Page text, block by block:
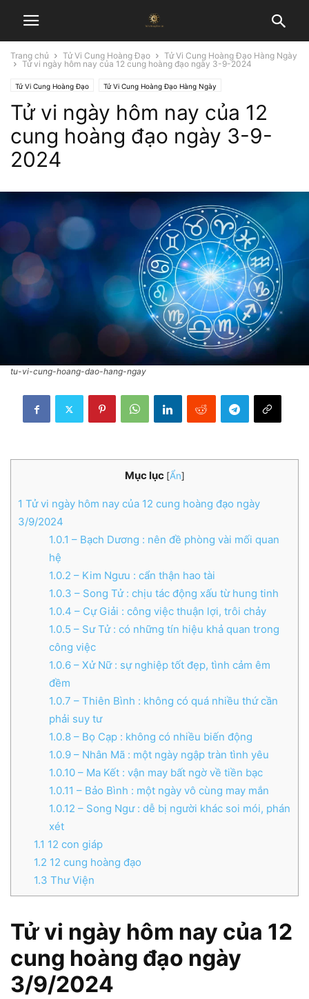
Trang chủ Tử Vi Cung Hoàng Đạo
Tử Vi Cung Hoàng Đạo Hàng Ngày
Tử vi ngày hôm nay của 12 cung hoàng đạo ngày 3-9-2024
Tử Vi Cung Hoàng Đạo Tử Vi Cung Hoàng Đạo Hàng Ngày
Tử vi ngày hôm nay của 12
cung hoàng đạo ngày 3-9-
2024
tu-vi-cung-hoang-dao-hang-ngay
Mục lục [Ẩn]
1 Tử vi ngày hôm nay của 12 cung hoàng đạo ngày
3/9/2024
1.0.1 – Bạch Dương : nên đề phòng vài mối quan
hệ
1.0.2 – Kim Ngưu : cẩn thận hao tài
1.0.3 – Song Tử : chịu tác động xấu từ hung tinh
1.0.4 – Cự Giải : công việc thuận lợi, trôi chảy
1.0.5 – Sư Tử : có những tín hiệu khả quan trong
công việc
1.0.6 – Xử Nữ : sự nghiệp tốt đẹp, tình cảm êm
đềm
1.0.7 – Thiên Bình : không có quá nhiều thứ cần
phải suy tư
1.0.8 – Bọ Cạp : không có nhiều biến động
1.0.9 – Nhân Mã : một ngày ngập tràn tình yêu
1.0.10 – Ma Kết : vận may bất ngờ về tiền bạc
1.0.11 – Bảo Bình : một ngày vô cùng may mắn
1.0.12 – Song Ngư : dễ bị người khác soi mói, phán
xét
1.1 12 con giáp
1.2 12 cung hoàng đạo
1.3 Thư Viện
Tử vi ngày hôm nay của 12
cung hoàng đạo ngày
3/9/2024